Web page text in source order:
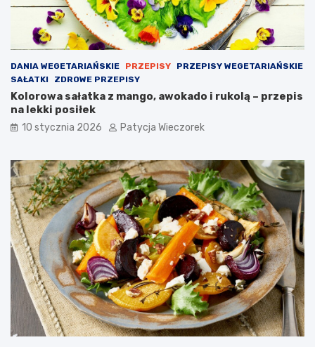
DANIA WEGETARIAŃSKIE PRZEPISY
PRZEPISY WEGETARIAŃSKIE
SAŁATKI
ZDROWE PRZEPISY
Kolorowa sałatka z mango, awokado i rukolą – przepis
na lekki posiłek
10 stycznia 2026 Patycja Wieczorek